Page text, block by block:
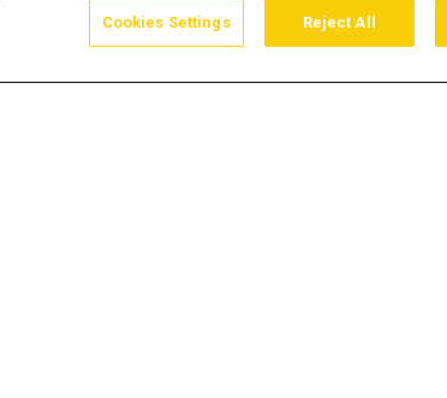
Cookies Settings Reject All